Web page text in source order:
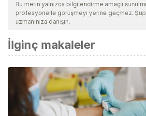
Bu metin yalnızca bilgilendirme amaçlı
profesyonelle görüşmeyi yerine geçmez.
uzmanınıza danışın.
İlginç makaleler